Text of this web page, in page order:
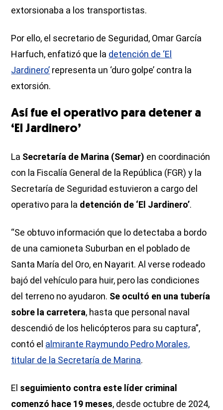
extorsionaba a los transportistas.
Por ello, el secretario de Seguridad, Omar García
Harfuch, enfatizó que la detención de ‘El
Jardinero’ representa un ‘duro golpe’ contra la
extorsión.
Así fue el operativo para detener a
‘El Jardinero’
La Secretaría de Marina (Semar) en coordinación
con la Fiscalía General de la República (FGR) y la
Secretaría de Seguridad estuvieron a cargo del
operativo para la detención de ‘El Jardinero’.
“Se obtuvo información que lo detectaba a bordo
de una camioneta Suburban en el poblado de
Santa María del Oro, en Nayarit. Al verse rodeado
bajó del vehículo para huir, pero las condiciones
del terreno no ayudaron. Se ocultó en una tubería
sobre la carretera, hasta que personal naval
descendió de los helicópteros para su captura”,
contó el almirante Raymundo Pedro Morales,
titular de la Secretaría de Marina.
El seguimiento contra este líder criminal
comenzó hace 19 meses, desde octubre de 2024,